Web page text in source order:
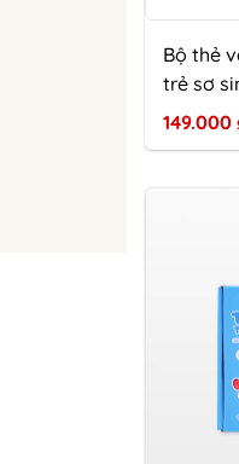
Bộ thẻ
trẻ sơ
149.000